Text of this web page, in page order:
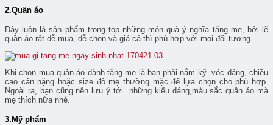
2.Quần áo
Đây luôn là sản phẩm trong top những món quà ý nghĩa tặng mẹ, bởi lẽ
quần áo rất dễ mua, dễ chọn và giá cả thì phù hợp với mọi đối tượng.
Khi chọn mua quần áo dành tặng mẹ là bạn phải nắm kỹ vóc dáng, chiều
cao cân nặng hoặc size đồ mẹ thường mặc để lựa chọn cho phù hợp.
Ngoài ra, bạn cũng nên lưu ý tới những kiểu dáng,màu sắc quần áo mà
mẹ thích nữa nhé.
3.Mỹ phẩm